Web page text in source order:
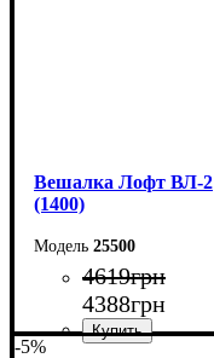
Вешалка Лофт ВЛ-2
(1400)
25500
4619грн
4388грн
-5%